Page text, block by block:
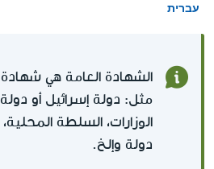
עברית
الشهادة العامة هي
مثل: دولة إسرائيل أو
الوزارات، السلطة
دولة وإلخ.